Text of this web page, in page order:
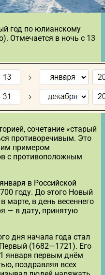
год по юлианскому
Отмечается в ночь с 13
сочетание «старый
противоречивым. Это
примером
с противоположным
в Российской
году. До этого Новый
марте, в день весеннего
— в дату, принятую
дня начала года стал
(1682—1721). Его
января первым днём
поздравляя всех